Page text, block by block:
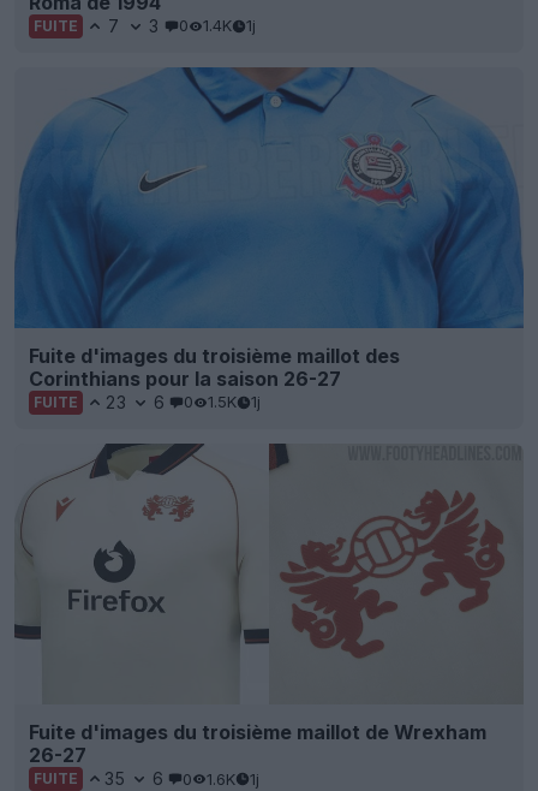
FUITE 7 3 0 1.4K 1j
Fuite d'images du troisième maillot des
Corinthians pour la saison 26-27
FUITE 23 6 0 1.5K 1j
Fuite d'images du troisième maillot de Wrexham
26-27
FUITE 35 6 0 1.6K 1j